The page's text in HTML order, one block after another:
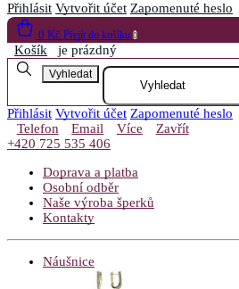
Přihlásit Vytvořit účet Zapomenuté heslo
0 Kč Přejít do košíku 0
Košík je prázdný
Vyhledat
Přihlásit Vytvořit účet Zapomenuté heslo
Telefon
Email Více
Zavřít
+420 725 535 406
Doprava a platba
Osobní odběr
Naše výroba šperků
Kontakty
Náušnice